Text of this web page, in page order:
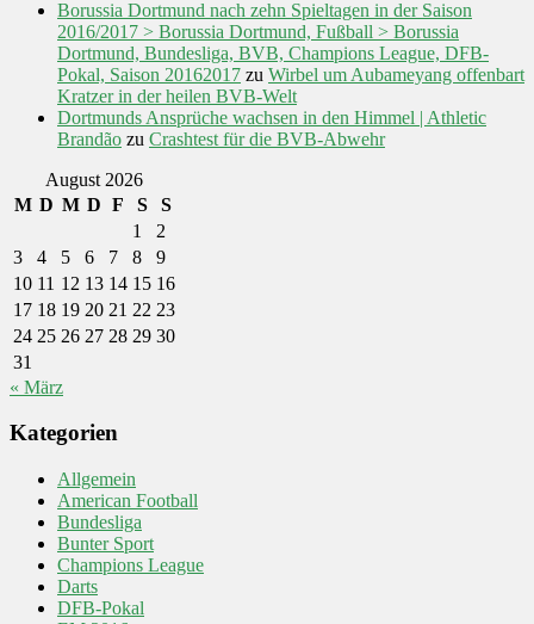
Borussia Dortmund nach zehn Spieltagen in der Saison
2016/2017 > Borussia Dortmund, Fußball > Borussia
Dortmund, Bundesliga, BVB, Champions League, DFB-
Pokal, Saison 20162017 zu Wirbel um Aubameyang offenbart
Kratzer in der heilen BVB-Welt
Dortmunds Ansprüche wachsen in den Himmel | Athletic
Brandão zu Crashtest für die BVB-Abwehr
August 2026
M D M D F S
S
1
2
3
4 5 6 7 8
9
10 11 12 13 14 15 16
17 18 19 20 21 22 23
24 25 26 27 28 29 30
31
« März
Kategorien
Allgemein
American Football
Bundesliga
Bunter Sport
Champions League
Darts
DFB-Pokal